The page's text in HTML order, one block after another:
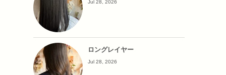
Jul 28, 2026
ロングレイヤー
Jul 28, 2026